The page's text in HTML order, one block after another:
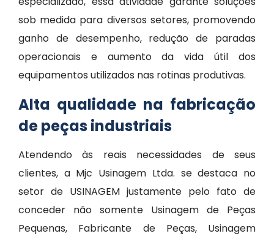
sob medida para diversos setores, promovendo
ganho de desempenho, redução de paradas
operacionais e aumento da vida útil dos
equipamentos utilizados nas rotinas produtivas.
Alta qualidade na fabricação
de peças industriais
Atendendo às reais necessidades de seus
clientes, a Mjc Usinagem Ltda. se destaca no
setor de USINAGEM justamente pelo fato de
conceder não somente Usinagem de Peças
Pequenas, Fabricante de Peças, Usinagem